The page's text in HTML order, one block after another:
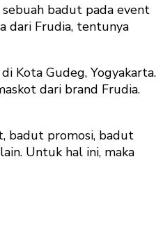
badut pada event
dari Frudia, tentunya
Kota Gudeg, Yogyakarta.
dari brand Frudia.
badut promosi, badut
Untuk hal ini, maka